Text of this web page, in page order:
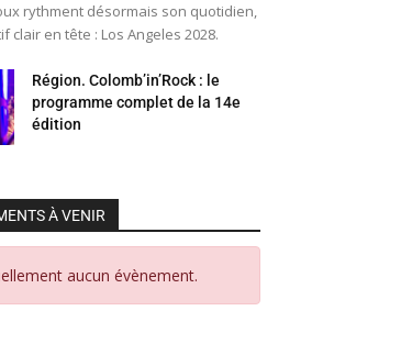
rythment désormais son quotidien,
clair en tête : Los Angeles 2028.
Région. Colomb’in’Rock : le
programme complet de la 14e
édition
À VENIR
aucun évènement.